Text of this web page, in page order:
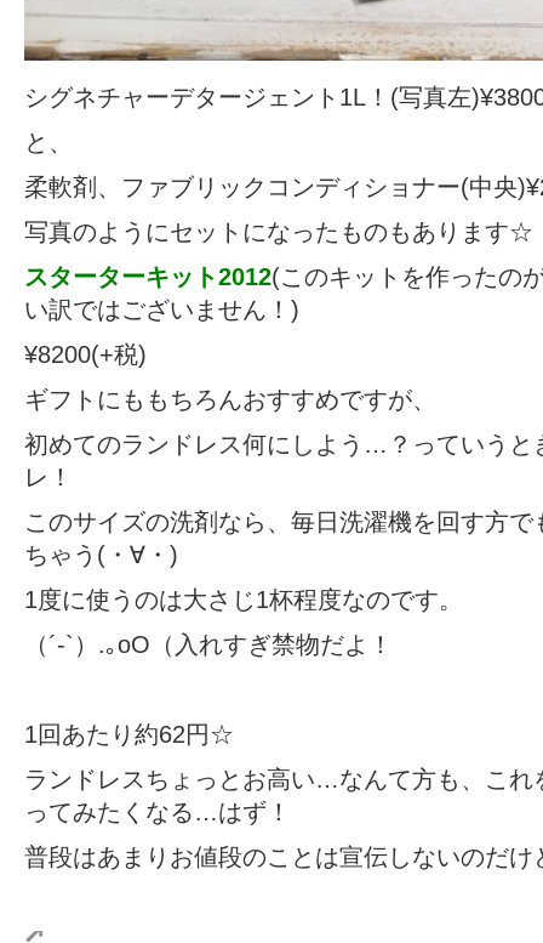
シグネチャーデタージェント1L！(写真左
と、
柔軟剤、ファブリックコンディショナー(中央
写真のようにセットになったものもあります☆
スターターキット2012(このキットを作ったの
い訳ではございません！)
¥8200(+税)
ギフトにももちろんおすすめですが、
初めてのランドレス何にしよう…？っていうと
レ！
このサイズの洗剤なら、毎日洗濯機を回す方
ちゃう(・∀・)
1度に使うのは大さじ1杯程度なのです。
（´-`）.｡oO（入れすぎ禁物だよ！
1回あたり約62円☆
ランドレスちょっとお高い…なんて方も、これ
ってみたくなる…はず！
普段はあまりお値段のことは宣伝しないのだ